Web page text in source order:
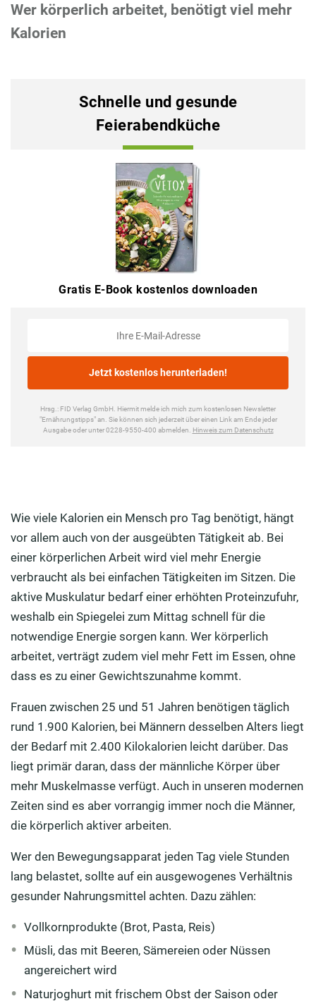
Wer körperlich arbeitet, benötigt viel mehr
Kalorien
Wie viele Kalorien ein Mensch pro Tag benötigt, hängt
vor allem auch von der ausgeübten Tätigkeit ab. Bei
einer körperlichen Arbeit wird viel mehr Energie
verbraucht als bei einfachen Tätigkeiten im Sitzen. Die
aktive Muskulatur bedarf einer erhöhten Proteinzufuhr,
weshalb ein Spiegelei zum Mittag schnell für die
notwendige Energie sorgen kann. Wer körperlich
arbeitet, verträgt zudem viel mehr Fett im Essen, ohne
dass es zu einer Gewichtszunahme kommt.
Frauen zwischen 25 und 51 Jahren benötigen täglich
rund 1.900 Kalorien, bei Männern desselben Alters liegt
der Bedarf mit 2.400 Kilokalorien leicht darüber. Das
liegt primär daran, dass der männliche Körper über
mehr Muskelmasse verfügt. Auch in unseren modernen
Zeiten sind es aber vorrangig immer noch die Männer,
die körperlich aktiver arbeiten.
Wer den Bewegungsapparat jeden Tag viele Stunden
lang belastet, sollte auf ein ausgewogenes Verhältnis
gesunder Nahrungsmittel achten. Dazu zählen:
Vollkornprodukte (Brot, Pasta, Reis)
Müsli, das mit Beeren, Sämereien oder Nüssen
angereichert wird
Naturjoghurt mit frischem Obst der Saison oder